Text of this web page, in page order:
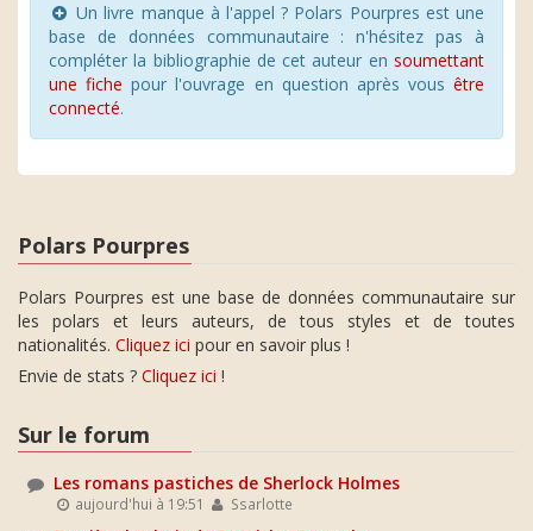
Un livre manque à l'appel ? Polars Pourpres est une
base de données communautaire : n'hésitez pas à
compléter la bibliographie de cet auteur en soumettant
une fiche pour l'ouvrage en question après vous être
connecté.
Polars Pourpres
Polars Pourpres est une base de données communautaire sur
les polars et leurs auteurs, de tous styles et de toutes
nationalités. Cliquez ici pour en savoir plus !
Envie de stats ? Cliquez ici !
Sur le forum
Les romans pastiches de Sherlock Holmes
aujourd'hui à 19:51 Ssarlotte